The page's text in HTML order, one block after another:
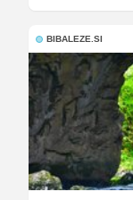
BIBALEZE.SI